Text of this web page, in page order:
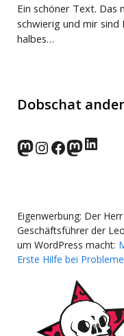
Ein schöner Text. Das
schwierig und mir sind
halbes…
Dobschat
norden.social
Instagram
Facebook
wp-
Eigenwerbung: Der
Geschäftsführer der
um WordPress macht:
Erste Hilfe bei